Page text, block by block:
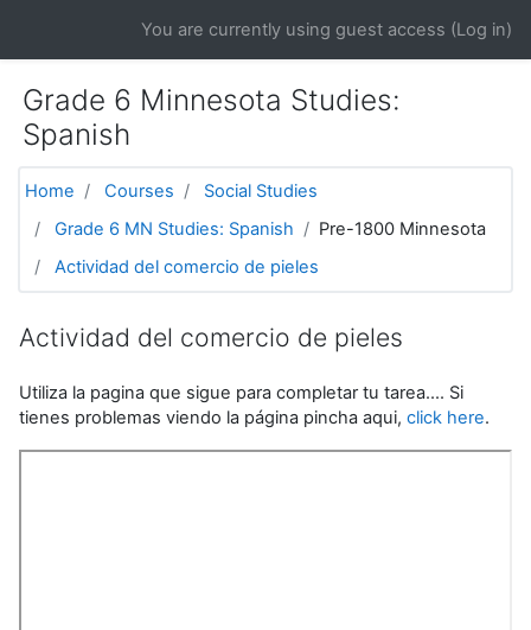
You are currently using guest access (Log in)
Grade 6 Minnesota Studies:
Spanish
Home Courses
Social Studies
Grade 6 MN Studies: Spanish
Pre-1800 Minnesota
Actividad del comercio de pieles
Actividad del comercio de pieles
Utiliza la pagina que sigue para completar tu tarea.... Si
tienes problemas viendo la página pincha aqui, click here.